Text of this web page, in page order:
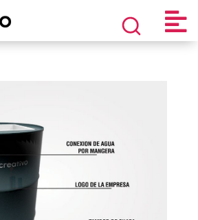

Búsqueda
de
productos